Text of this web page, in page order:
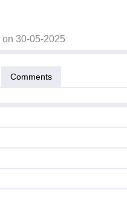
on 30-05-2025
Comments